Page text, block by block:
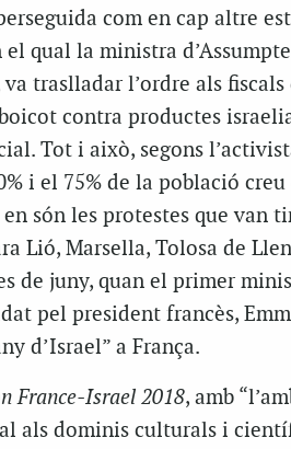
com en cap altre
qual la ministra
traslladar l’ordre als fiscals
contra productes
Tot i això, segons
i el 75% de la població
són les protestes que van
Lió, Marsella, Tolosa de
de juny, quan el primer
pel president francès,
d’Israel” a França.
France-Israel 2018, amb
als dominis culturals i